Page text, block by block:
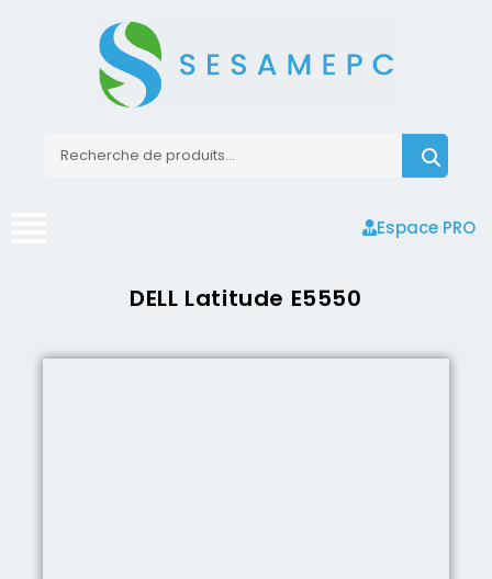
Espace PRO
DELL Latitude E5550